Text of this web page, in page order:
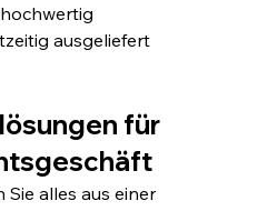
ausgeliefert
für
alles aus einer